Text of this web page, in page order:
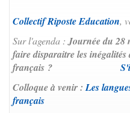
Collectif Riposte Education,
Sur l'agenda : Journée du 28
faire disparaitre les inégalités
français ?
Colloque à venir :Les
français